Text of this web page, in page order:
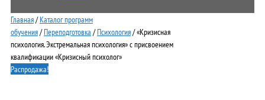
Главная/Каталог программ
обучения/Переподготовка /Психология/ «Кризисная
психология. Экстремальная психология» с присвоением
квалификации «Кризисный психолог»
Распродажа!